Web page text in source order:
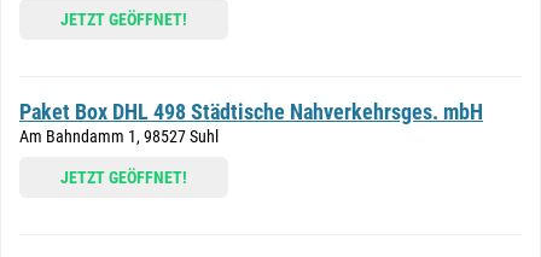
JETZT GEÖFFNET!
Paket Box DHL 498 Städtische Nahverkehrsges. mbH
Am Bahndamm 1, 98527 Suhl
JETZT GEÖFFNET!